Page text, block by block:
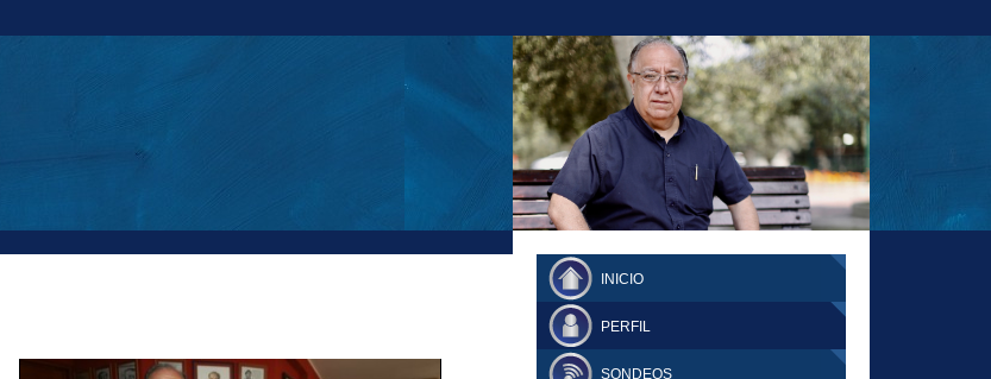
FERNANDO TUESTA SUPLEMENTO
DOMINGO
INICIO
PERFIL
SONDEOS